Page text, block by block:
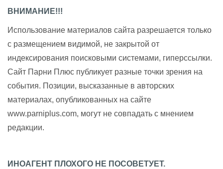
ВНИМАНИЕ!!!
Использование материалов сайта разрешается только
с размещением видимой, не закрытой от
индексирования поисковыми системами, гиперссылки.
Сайт Парни Плюс публикует разные точки зрения на
события. Позиции, высказанные в авторских
материалах, опубликованных на сайте
www.parniplus.com, могут не совпадать с мнением
редакции.
ИНОАГЕНТ ПЛОХОГО НЕ ПОСОВЕТУЕТ.